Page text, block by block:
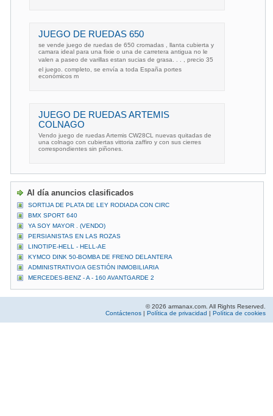
JUEGO DE RUEDAS 650
se vende juego de ruedas de 650 cromadas , llanta cubierta y
camara ideal para una fixie o una de carretera antigua no le
valen a paseo de varillas estan sucias de grasa. . . , precio 35
el juego. completo, se envía a toda España portes
económicos m
JUEGO DE RUEDAS ARTEMIS
COLNAGO
Vendo juego de ruedas Artemis CW28CL nuevas quitadas de
una colnago con cubiertas vittoria zaffiro y con sus cierres
correspondientes sin piñones.
Al día anuncios clasificados
SORTIJA DE PLATA DE LEY RODIADA CON CIRC
BMX SPORT 640
YA SOY MAYOR . (VENDO)
PERSIANISTAS EN LAS ROZAS
LINOTIPE-HELL - HELL-AE
KYMCO DINK 50-BOMBA DE FRENO DELANTERA
ADMINISTRATIVO/A GESTIÓN INMOBILIARIA
MERCEDES-BENZ - A - 160 AVANTGARDE 2
© 2026 armanax.com. All Rights Reserved.
Contáctenos | Política de privacidad | Política de cookies